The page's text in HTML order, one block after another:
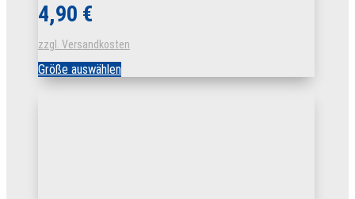
4,90 €
zzgl. Versandkosten
Größe auswählenDieses
Produkt